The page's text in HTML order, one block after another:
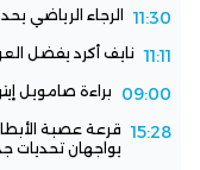
11:30 الرجاء الرياضي
11:11 نايف أكرد يفضل
09:00 براءة صامويل
15:28 قرعة عصبة
يواجهان تحديات